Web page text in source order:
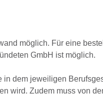
möglich. Für eine
GmbH ist möglich.
dem jeweiligen
wird. Zudem muss von